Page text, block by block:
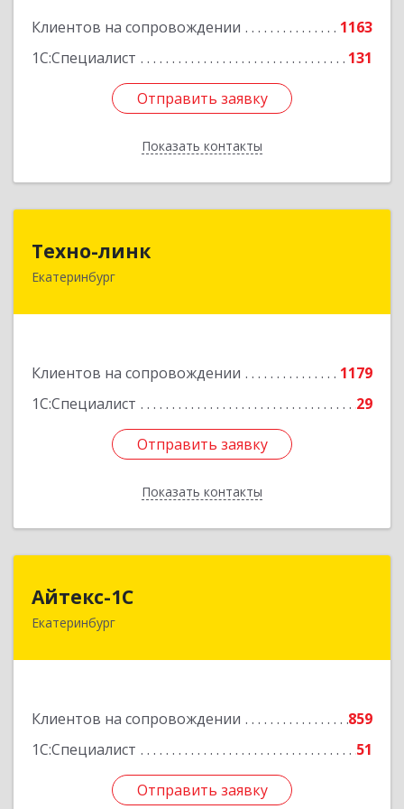
Клиентов на сопровождении
1163
1С:Специалист
131
Отправить заявку
Показать контакты
Подробнее
Отправить заявку
Назад
Техно-линк
Екатеринбург
Клиентов на сопровождении
1179
1С:Специалист
29
Отправить заявку
Показать контакты
620000, Свердловская обл, Екатеринбург г,
Отправить заявку
Назад
Айтекс-1С
Екатеринбург
Клиентов на сопровождении
859
1С:Специалист
51
Отправить заявку
620041, Свердловская обл, Екатеринбург г,
Отправить заявку